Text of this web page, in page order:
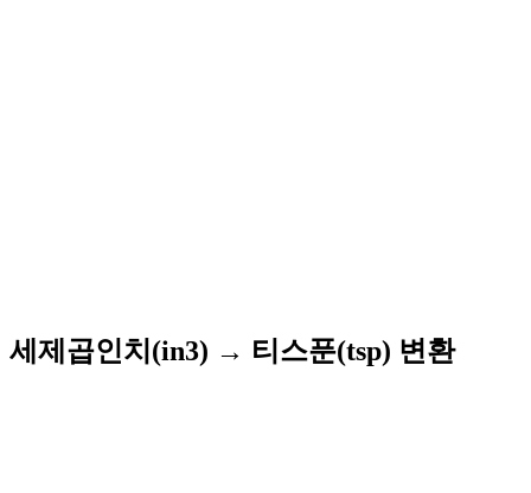
세제곱인치(in3) → 티스푼(tsp) 변환